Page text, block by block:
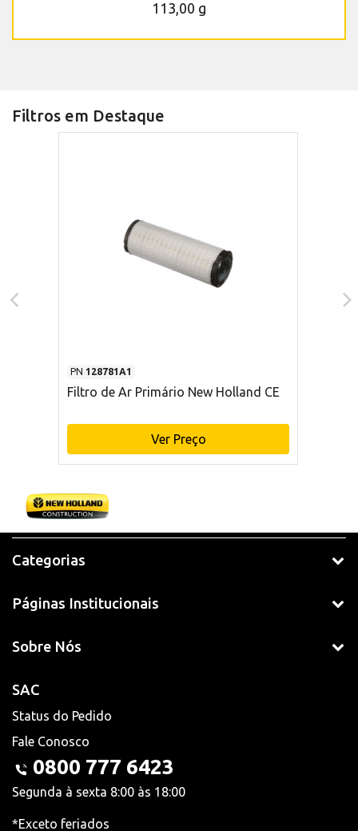
113,00 g
Filtros em Destaque
PN 128781A1
Filtro de Ar Primário New Holland CE
Ver Preço
Categorias
Páginas Institucionais
Sobre Nós
SAC
Status do Pedido
Fale Conosco
0800 777 6423
Segunda à sexta 8:00 às 18:00
*Exceto feriados